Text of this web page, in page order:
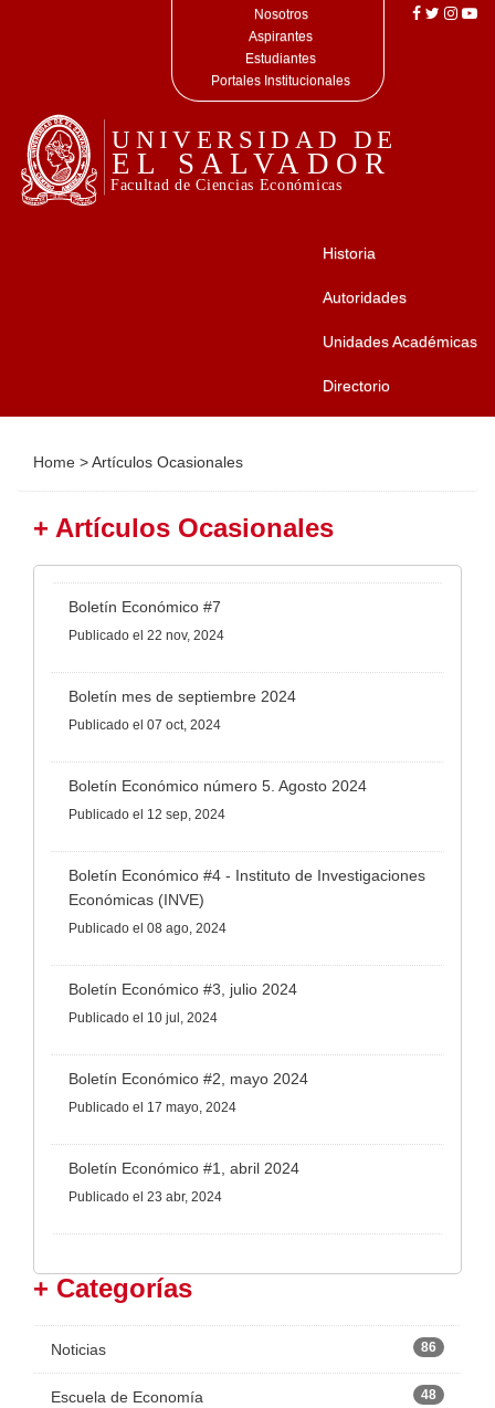
Nosotros
Aspirantes
Estudiantes
Portales Institucionales
Historia
Autoridades
Unidades Académicas
Directorio
Home >Artículos Ocasionales
+ Artículos Ocasionales
Boletín Económico #7
Publicado el 22 nov, 2024
Boletín mes de septiembre 2024
Publicado el 07 oct, 2024
Boletín Económico número 5. Agosto 2024
Publicado el 12 sep, 2024
Boletín Económico #4 - Instituto de Investigaciones
Económicas (INVE)
Publicado el 08 ago, 2024
Boletín Económico #3, julio 2024
Publicado el 10 jul, 2024
Boletín Económico #2, mayo 2024
Publicado el 17 mayo, 2024
Boletín Económico #1, abril 2024
Publicado el 23 abr, 2024
+ Categorías
Noticias 86
Escuela de Economía 48